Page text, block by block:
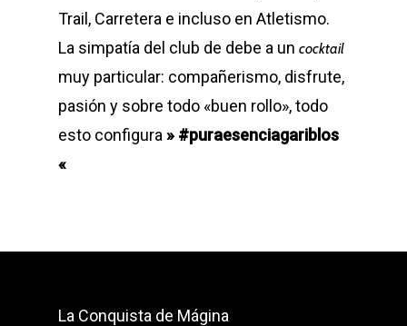
Trail, Carretera e incluso en Atletismo.
La simpatía del club de debe a un cocktail
muy particular: compañerismo, disfrute,
pasión y sobre todo «buen rollo», todo
esto configura » #puraesenciagariblos
«
La Conquista de Mágina